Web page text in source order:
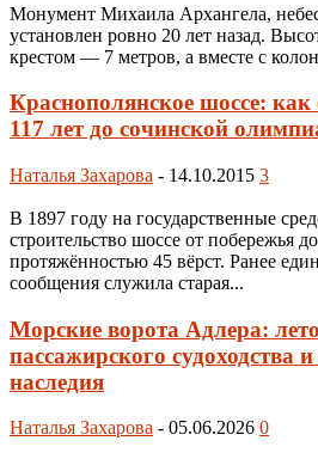
Монумент Михаила Архангела,
установлен ровно 20 лет назад.
крестом — 7 метров, а вместе с
Краснополянское шоссе: как
117 лет до сочинской
Наталья Захарова - 14.10.2015 3
В 1897 году на государственные
строительство шоссе от побережья
протяжённостью 45 вёрст. Ранее
сообщения служила старая...
Морские ворота Адлера:
пассажирского судоходства
наследия
Наталья Захарова - 05.06.2026 0